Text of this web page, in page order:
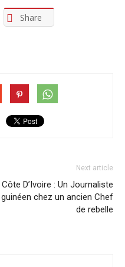
Share
Next article
Côte D’Ivoire : Un Journaliste
guinéen chez un ancien Chef
de rebelle